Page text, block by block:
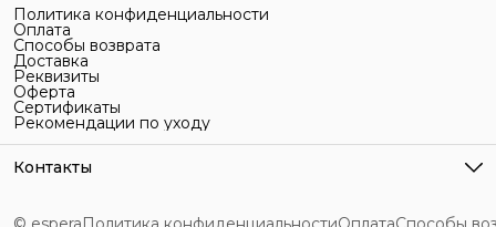
Политика конфиденциальности
Оплата
Способы возврата
Доставка
Реквизиты
Оферта
Сертификаты
Рекомендации по уходу
Контакты